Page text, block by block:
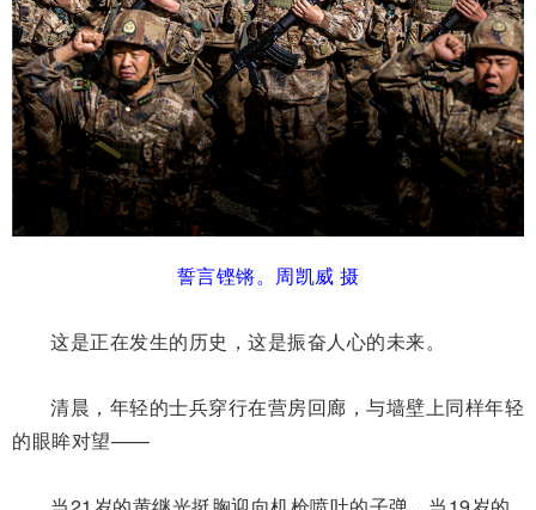
誓言铿锵。周凯威 摄
这是正在发生的历史，这是振奋人心的未来。
清晨，年轻的士兵穿行在营房回廊，与墙壁上同样年轻
的眼眸对望——